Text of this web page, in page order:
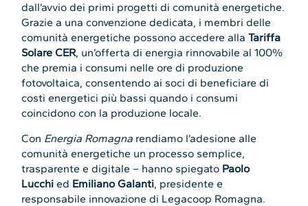
dall’avvio dei primi progetti di comunità energetiche.
Grazie a una convenzione dedicata, i membri delle
comunità energetiche possono accedere allaTariffa
Solare CER, un’offerta di energia rinnovabile al 100%
che premia i consumi nelle ore di produzione
fotovoltaica, consentendo ai soci di beneficiare di
costi energetici più bassi quando i consumi
coincidono con la produzione locale.
Con Energia Romagna rendiamo l’adesione alle
comunità energetiche un processo semplice,
trasparente e digitale – hanno spiegato Paolo
Lucchi ed Emiliano Galanti, presidente e
responsabile innovazione di Legacoop Romagna.